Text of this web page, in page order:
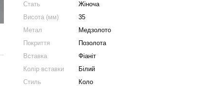
Стать
Жіноча
Висота (мм)
35
Метал
Медзолото
Покриття
Позолота
Вставка
Фіаніт
Колір вставки
Білий
Стиль
Коло